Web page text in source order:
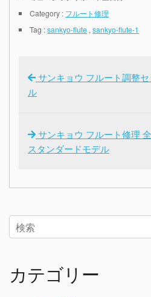
Category : フルート修理
Tag :sankyo-flute ,sankyo-flute-1
サンキョウ フルート調整
ル
サンキョウ フルート修理
スタンダードモデル
カテゴリー